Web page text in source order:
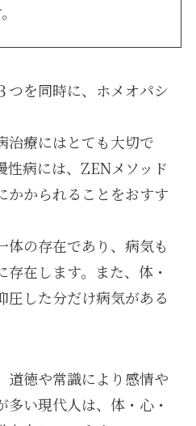
つを同時に、ホメオパシ
治療にはとても大切で
性病には、ZENメソッド
かかられることをおすす
体の存在であり、病気も
在します。また、体・
圧した分だけ病気がある
道徳や常識により感情や
い現代人は、体・心・